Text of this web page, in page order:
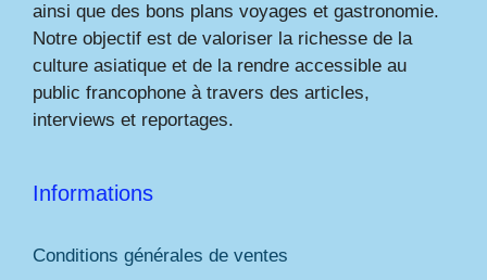
ainsi que des bons plans voyages et gastronomie.
Notre objectif est de valoriser la richesse de la
culture asiatique et de la rendre accessible au
public francophone à travers des articles,
interviews et reportages.
Informations
Conditions générales de ventes